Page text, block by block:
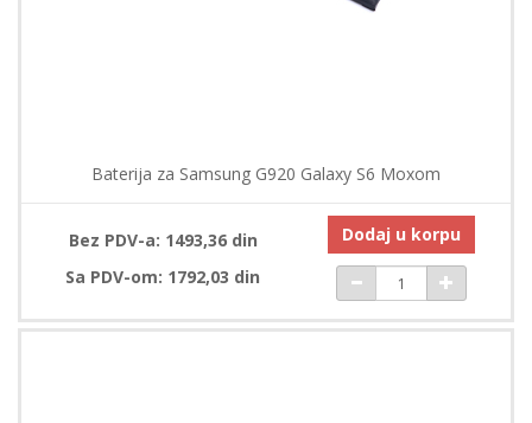
Baterija za Samsung G920 Galaxy S6 Moxom
Bez PDV-a: 1493,36 din
Sa PDV-om: 1792,03 din
Dodaj u korpu